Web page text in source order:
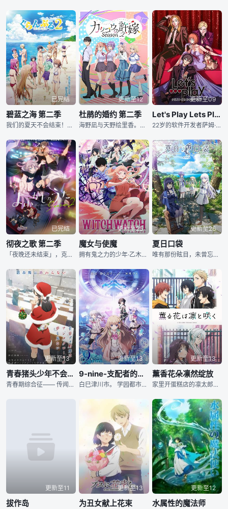
已完结
碧蓝之海 第二季
我们的夏天不会结束！北原伊织在伊豆开始大学生活已经三个月——寄住的潜水商店「Grand Blue」里，他和可爱的表妹古手川千纱同住一个屋檐下。再加上表姊古手川奈奈华、散发成熟魅力令人难以抗拒的滨冈梓，
更新至12
杜鹃的婚约 第二季
海野凪与天野绘里香。这对同日出生的男女，自婴儿时期便被调换了人生轨迹。在定食屋之子与酒店大亨千金的不同环境中成长的两人，在养父母与亲生父母的共同建议下，缔结了未婚夫妻的约定。当这对同居生活刚拉开序幕时，同学濑川弥、追寻哥哥而来的海野幸等人也被卷入其中。未婚妻、暗恋对象、没有血缘的妹妹——围绕凪展开的错位&quot;四角关系&quot;尚未理清，初恋的青梅竹马又将登场！？人生与爱恋激烈碰撞！这场从&quot;调换人生&quot;开始的&quot;五角关系&qu
更新至09
Let's Play Lets Play充满挑战的人生
22岁的软件开发者萨姆·杨自幼便是狂热的游戏爱好者。学生时代全身心投入游戏开发，终于推出了酝酿已久的冒险解谜游戏《Luminate》！然而，当超人气游戏主播马歇尔·劳给出恶评后，她作为游戏开发者的前途
已完结
彻夜之歌 第二季
「夜晚还未结束」，克服了变为吸血鬼的迷茫、决心要“喜欢”荠的阿光，与下定决心要让阿光“爱上自己”的荠、。两人在尚未明白“恋爱”究竟为何物的情况下，共度的夜晚不断加速。而意图猎杀吸血鬼的侦探·莺馅子的魔
更新至25
魔女与使魔
拥有鬼之力的少年·乙木守仁，与作为魔女修行中的青梅竹马·妮可的使魔开始了同居生活—— 妮可的魔法引发无法预测的纠纷，年纪相仿的男女二人共同生活，前途多难又不可思议的日常开始了！！
更新至26
夏日口袋
唯有那份眩目，未曾忘却。 为了整理去世祖母的遗物，主人公鹰原羽依里利用暑假来到了鸟白岛。 在帮忙收拾祖母的回忆之物的同时，他一边对首次接触的“岛上生活”感到困惑，一边逐渐适应。 与眺望大
更新至13
青春猪头少年不会梦到圣诞服女郎
青春期综合征―― 传闻中由不稳定的精神状态引发的奇妙现象。 曾于高中时期 ...
更新至13
9-nine-支配者的王冠
白巳津川市。 学园都市であること以外になんの特色もない街。 観光客を呼び込...
更新至13
薰香花朵凛然绽放
家里开蛋糕店的凛太郎，因为高大的体型与凶狠的外表，从他小时候周围的人都对他抱有严重的偏见。某天，帮忙顾店的凛太郎与现场唯一的客人•薰子相遇了。娇小的她面前却有许多盘吃完的蛋糕，薰子一看见他就立刻逃离店里，凛太郎以为是因为自己的外表又吓到别人，不禁感到失落又自责。隔天放学后，他在自己的学校校门口看见薰子在等人……？相邻彼此、校风迥异的两间高中•千鸟与桔梗，分别就读于这两间学校的凛太郎与薰子，交织出酸甜又多彩的青春物语。
更新至11
拔作岛
更新至13
为丑女献上花束
更新至12
水属性的魔法师